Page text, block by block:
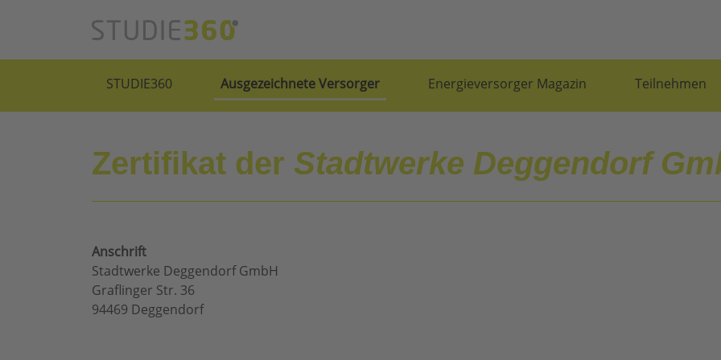
STUDIE360 Ausgezeichnete Versorger Energieversorger Magazin Teilnehmen
Zertifikat der Stadtwerke Deggendorf
Anschrift
Stadtwerke Deggendorf GmbH
Graflinger Str. 36
94469 Deggendorf